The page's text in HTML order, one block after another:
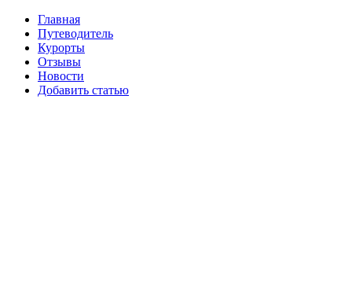
Главная
Путеводитель
Курорты
Отзывы
Новости
Добавить статью